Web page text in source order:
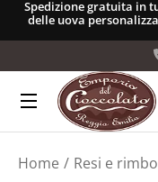
Spedizione gratuita in
delle uova
Tu sei qui:
Home Resi e